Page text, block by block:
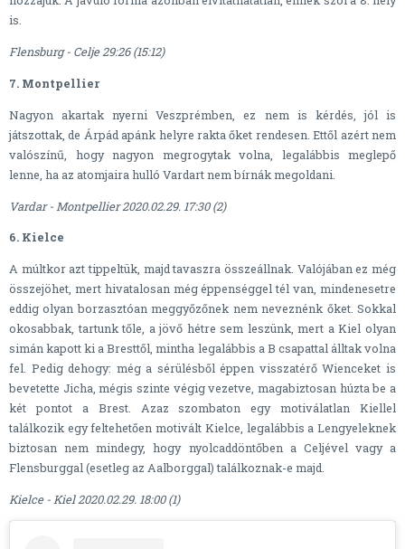
is.
Flensburg - Celje 29:26 (15:12)
7. Montpellier
Nagyon akartak nyerni Veszprémben, ez nem is kérdés, jól is
játszottak, de Árpád apánk helyre rakta őket rendesen. Ettől azért nem
valószínű, hogy nagyon megrogytak volna, legalábbis meglepő
lenne, ha az atomjaira hulló Vardart nem bírnák megoldani.
Vardar - Montpellier 2020.02.29. 17:30 (2)
6. Kielce
A múltkor azt tippeltük, majd tavaszra összeállnak. Valójában ez még
összejöhet, mert hivatalosan még éppenséggel tél van, mindenesetre
eddig olyan borzasztóan meggyőzőnek nem neveznénk őket. Sokkal
okosabbak, tartunk tőle, a jövő hétre sem leszünk, mert a Kiel olyan
simán kapott ki a Bresttől, mintha legalábbis a B csapattal álltak volna
fel. Pedig dehogy: még a sérülésből éppen visszatérő Wienceket is
bevetette Jicha, mégis szinte végig vezetve, magabiztosan húzta be a
két pontot a Brest. Azaz szombaton egy motiválatlan Kiellel
találkozik egy feltehetően motivált Kielce, legalábbis a Lengyeleknek
biztosan nem mindegy, hogy nyolcaddöntőben a Celjével vagy a
Flensburggal (esetleg az Aalborggal) találkoznak-e majd.
Kielce - Kiel 2020.02.29. 18:00 (1)